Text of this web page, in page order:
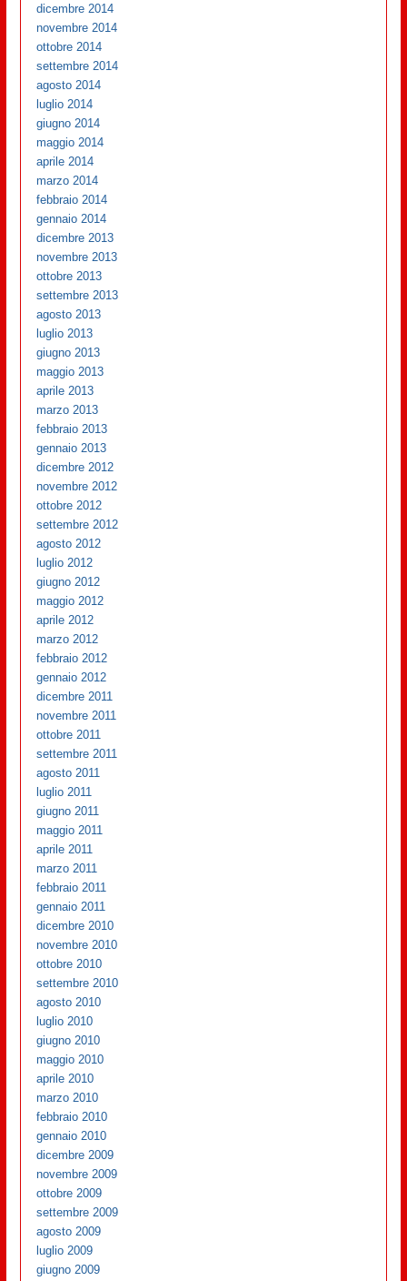
dicembre 2014
novembre 2014
ottobre 2014
settembre 2014
agosto 2014
luglio 2014
giugno 2014
maggio 2014
aprile 2014
marzo 2014
febbraio 2014
gennaio 2014
dicembre 2013
novembre 2013
ottobre 2013
settembre 2013
agosto 2013
luglio 2013
giugno 2013
maggio 2013
aprile 2013
marzo 2013
febbraio 2013
gennaio 2013
dicembre 2012
novembre 2012
ottobre 2012
settembre 2012
agosto 2012
luglio 2012
giugno 2012
maggio 2012
aprile 2012
marzo 2012
febbraio 2012
gennaio 2012
dicembre 2011
novembre 2011
ottobre 2011
settembre 2011
agosto 2011
luglio 2011
giugno 2011
maggio 2011
aprile 2011
marzo 2011
febbraio 2011
gennaio 2011
dicembre 2010
novembre 2010
ottobre 2010
settembre 2010
agosto 2010
luglio 2010
giugno 2010
maggio 2010
aprile 2010
marzo 2010
febbraio 2010
gennaio 2010
dicembre 2009
novembre 2009
ottobre 2009
settembre 2009
agosto 2009
luglio 2009
giugno 2009